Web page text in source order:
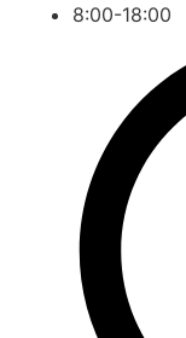
8:00-18:00